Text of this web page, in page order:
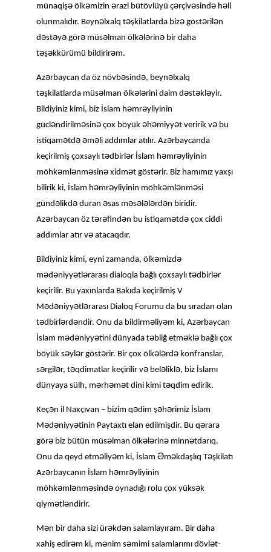
münaqişə ölkəmizin ərazi bütövlüyü çərçivəsində həll
olunmalıdır. Beynəlxalq təşkilatlarda bizə göstərilən
dəstəyə görə müsəlman ölkələrinə bir daha
təşəkkürümü bildirirəm.
Azərbaycan da öz növbəsində, beynəlxalq
təşkilatlarda müsəlman ölkələrini daim dəstəkləyir.
Bildiyiniz kimi, biz İslam həmrəyliyinin
gücləndirilməsinə çox böyük əhəmiyyət veririk və bu
istiqamətdəəməli addımlar atılır. Azərbaycanda
keçirilmiş çoxsaylı tədbirlər İslam həmrəyliyinin
möhkəmlənməsinə xidmət göstərir. Biz hamımız yaxşı
bilirik ki, İslam həmrəyliyinin möhkəmlənməsi
gündəlikdə duran əsas məsələlərdən biridir.
Azərbaycan öz tərəfindən bu istiqamətdə çox ciddi
addımlar atır və atacaqdır.
Bildiyiniz kimi, eyni zamanda, ölkəmizdə
mədəniyyətlərarası dialoqla bağlı çoxsaylı tədbirlər
keçirilir. Bu yaxınlarda Bakıda keçirilmiş V
Mədəniyyətlərarası Dialoq Forumu da bu sıradan olan
tədbirlərdəndir. Onu da bildirməliyəm ki, Azərbaycan
İslam mədəniyyətini dünyada təbliğ etməklə bağlı çox
böyük səylər göstərir. Bir çox ölkələrdə konfranslar,
sərgilər, təqdimatlar keçirilir və beləliklə, biz İslamı
dünyaya sülh, mərhəmət dini kimi təqdim edirik.
Keçən il Naxçıvan – bizim qədim şəhərimiz İslam
Mədəniyyətinin Paytaxtı elan edilmişdir. Bu qərara
görə biz bütün müsəlman ölkələrinə minnətdarıq.
Onu da qeyd etməliyəm ki, İslam Əməkdaşlıq Təşkilatı
Azərbaycanın İslam həmrəyliyinin
möhkəmlənməsində oynadığı rolu çox yüksək
qiymətləndirir.
Mən bir daha sizi ürəkdən salamlayıram. Bir daha
xahiş edirəm ki, mənim səmimi salamlarımı dövlət-